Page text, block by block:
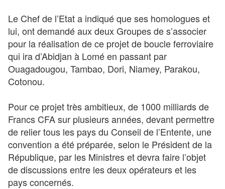
Le Chef de l’Etat a indiqué que ses homologues et
lui, ont demandé aux deux Groupes de s’associer
pour la réalisation de ce projet de boucle ferroviaire
qui ira d’Abidjan à Lomé en passant par
Ouagadougou, Tambao, Dori, Niamey, Parakou,
Cotonou.
Pour ce projet très ambitieux, de 1000 milliards de
Francs CFA sur plusieurs années, devant permettre
de relier tous les pays du Conseil de l’Entente, une
convention a été préparée, selon le Président de la
République, par les Ministres et devra faire l’objet
de discussions entre les deux opérateurs et les
pays concernés.